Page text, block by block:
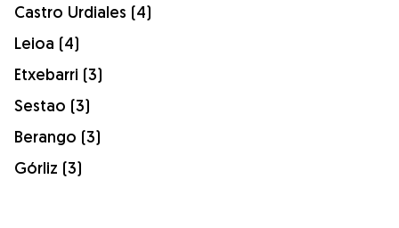
Castro Urdiales (4)
Leioa (4)
Etxebarri (3)
Sestao (3)
Berango (3)
Górliz (3)